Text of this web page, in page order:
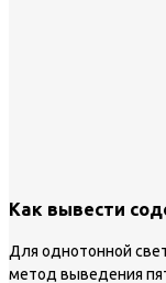
Как вывести
Для однотонной
метод выведения